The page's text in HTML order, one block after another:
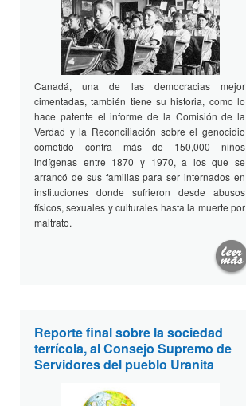
Canadá, una de las democracias mejor
cimentadas, también tiene su historia, como lo
hace patente el informe de la Comisión de la
Verdad y la Reconciliación sobre el genocidio
cometido contra más de 150,000 niños
indígenas entre 1870 y 1970, a los que se
arrancó de sus familias para ser internados en
instituciones donde sufrieron desde abusos
físicos, sexuales y culturales hasta la muerte por
maltrato.
Reporte final sobre la sociedad
terrícola, al Consejo Supremo de
Servidores del pueblo Uranita